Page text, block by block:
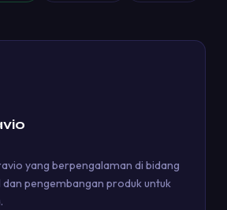
yang berpengalaman di bidang
pengembangan produk untuk